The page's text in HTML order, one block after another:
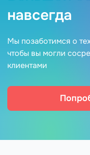
навсегда
Мы позаботимся о
чтобы вы могли
клиентами